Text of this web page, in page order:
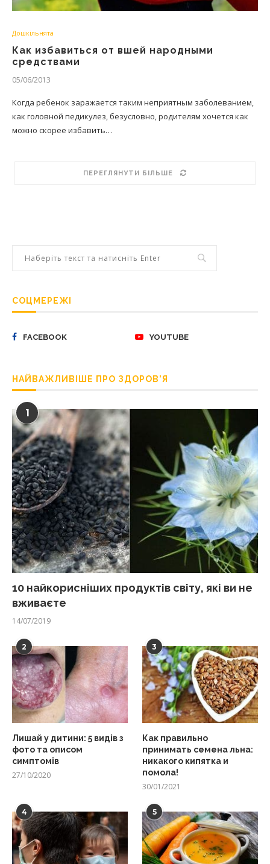
Дошкільнята
Как избавиться от вшей народными
средствами
05/06/2013
Когда ребенок заражается таким неприятным заболеванием,
как головной педикулез, безусловно, родителям хочется как
можно скорее избавить…
ПЕРЕГЛЯНУТИ БІЛЬШЕ
СОЦМЕРЕЖІ
FACEBOOK YOUTUBE
НАЙВАЖЛИВІШЕ ПРО ЗДОРОВ’Я
1
10 найкорисніших продуктів світу, які ви не
вживаєте
14/07/2019
2
Лишай у дитини: 5 видів з
фото та описом
симптомів
27/10/2020
3
Как правильно
принимать семена льна:
никакого кипятка и
помола!
30/01/2021
4 5